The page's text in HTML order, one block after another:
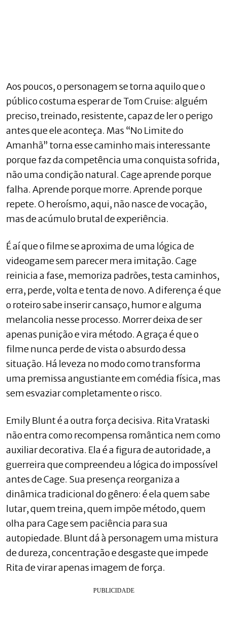
Aos poucos, o personagem se torna aquilo que o
público costuma esperar de Tom Cruise: alguém
preciso, treinado, resistente, capaz de ler o perigo
antes que ele aconteça. Mas “No Limite do
Amanhã” torna esse caminho mais interessante
porque faz da competência uma conquista sofrida,
não uma condição natural. Cage aprende porque
falha. Aprende porque morre. Aprende porque
repete. O heroísmo, aqui, não nasce de vocação,
mas de acúmulo brutal de experiência.
É aí que o filme se aproxima de uma lógica de
videogame sem parecer mera imitação. Cage
reinicia a fase, memoriza padrões, testa caminhos,
erra, perde, volta e tenta de novo. A diferença é que
o roteiro sabe inserir cansaço, humor e alguma
melancolia nesse processo. Morrer deixa de ser
apenas punição e vira método. A graça é que o
filme nunca perde de vista o absurdo dessa
situação. Há leveza no modo como transforma
uma premissa angustiante em comédia física, mas
sem esvaziar completamente o risco.
Emily Blunt é a outra força decisiva. Rita Vrataski
não entra como recompensa romântica nem como
auxiliar decorativa. Ela é a figura de autoridade, a
guerreira que compreendeu a lógica do impossível
antes de Cage. Sua presença reorganiza a
dinâmica tradicional do gênero: é ela quem sabe
lutar, quem treina, quem impõe método, quem
olha para Cage sem paciência para sua
autopiedade. Blunt dá à personagem uma mistura
de dureza, concentração e desgaste que impede
Rita de virar apenas imagem de força.